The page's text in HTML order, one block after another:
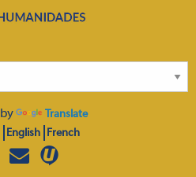
Translate
English French